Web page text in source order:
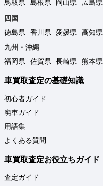
鳥取県
島根県 岡山県 広島県
四国
徳島県
香川県 愛媛県
高知県
九州・沖縄
福岡県
佐賀県 長崎県 熊本県
車買取査定の基礎知識
初心者ガイド
廃車ガイド
用語集
よくある質問
車買取査定お役立ちガイド
査定ガイド